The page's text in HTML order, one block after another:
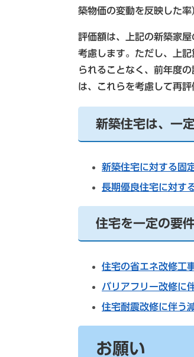
築物価の変動を反映した率
評価額は、上記の新築家
考慮します。ただし、上
られることなく、前年度
は、これらを考慮して再評
新築住宅は、一
新築住宅に対する固
長期優良住宅に対す
住宅を一定の要
住宅の省エネ改修工
バリアフリー改修に
住宅耐震改修に伴う
お願い